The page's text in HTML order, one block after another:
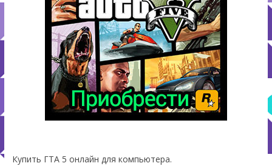
Купить ГТА 5 онлайн для компьютера.